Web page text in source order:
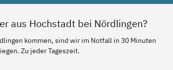
aus Hochstadt bei Nördlingen?
kommen, sind wir im Notfall in 30 Minuten
Zu jeder Tageszeit.